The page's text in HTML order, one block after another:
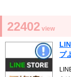
22402 view
プ